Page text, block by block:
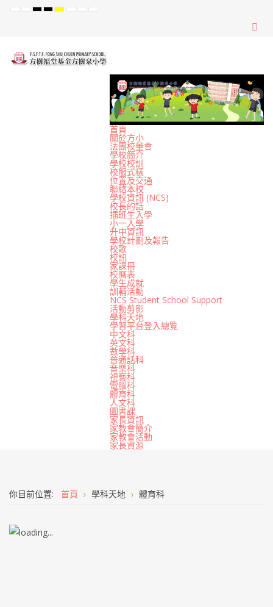
Default
NightHighHighHighSetSetSet
首頁
關於方小
法團校董會
學校簡介
學校校訓
校服式樣
位置及交通
聯絡本校
學校資訊 (NCS)
校長的話
插班生入學
小一入學
升中資訊
學校計劃及報告
校歌
校訊
家課冊
校曆表
學生成就
訓輔活動
NCS Student School Support
活動剪影
學科天地
學習平台登入總覧
中文科
英文科
數學科
普通話科
音樂科
視藝科
電腦科
體育科
人文科
圖書課
家長資訊
家教會簡介
家教會活動
家長資源
你目前位置: 首頁 學科天地 體育科